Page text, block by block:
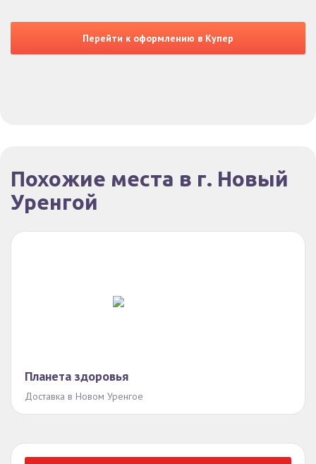
Перейти к оформлению в Купер
Похожие места в г. Новый
Уренгой
Планета здоровья
Доставка в Новом Уренгое